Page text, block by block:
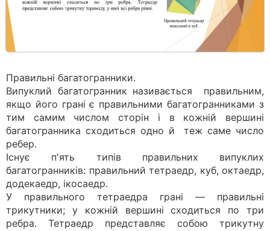
Правильні багатогранники.
Випуклий багатогранник називається правильним,
якщо його грані є правильними багатогранниками з
тим самим числом сторін і в кожній вершині
багатогранника сходиться одно й теж саме число
ребер.
Існує п'ять типів правильних випуклих
багатогранників: правильний тетраедр, куб, октаедр,
додекаедр, ікосаедр.
У правильного тетраедра грані — правильні
трикутники; у кожній вершині сходиться по три
ребра. Тетраедр представляє собою трикутну